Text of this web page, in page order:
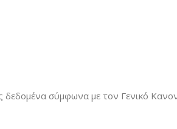
δεδομένα σύμφωνα με τον Γενικό